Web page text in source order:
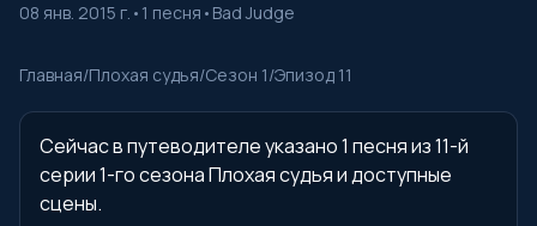
08 янв. 2015 г. • 1 песня • Bad Judge
Главная/Плохая судья/Сезон 1/Эпизод 11
Сейчас в путеводителе указано 1 песня из 11-й
серии 1-го сезона Плохая судья и доступные
сцены.